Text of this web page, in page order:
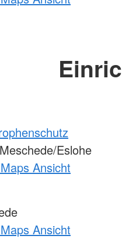
Eslohe
Ansicht
Ansicht